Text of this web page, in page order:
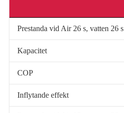
Prestanda vid Air 26 s, vatten 26 s
Kapacitet
COP
Inflytande effekt